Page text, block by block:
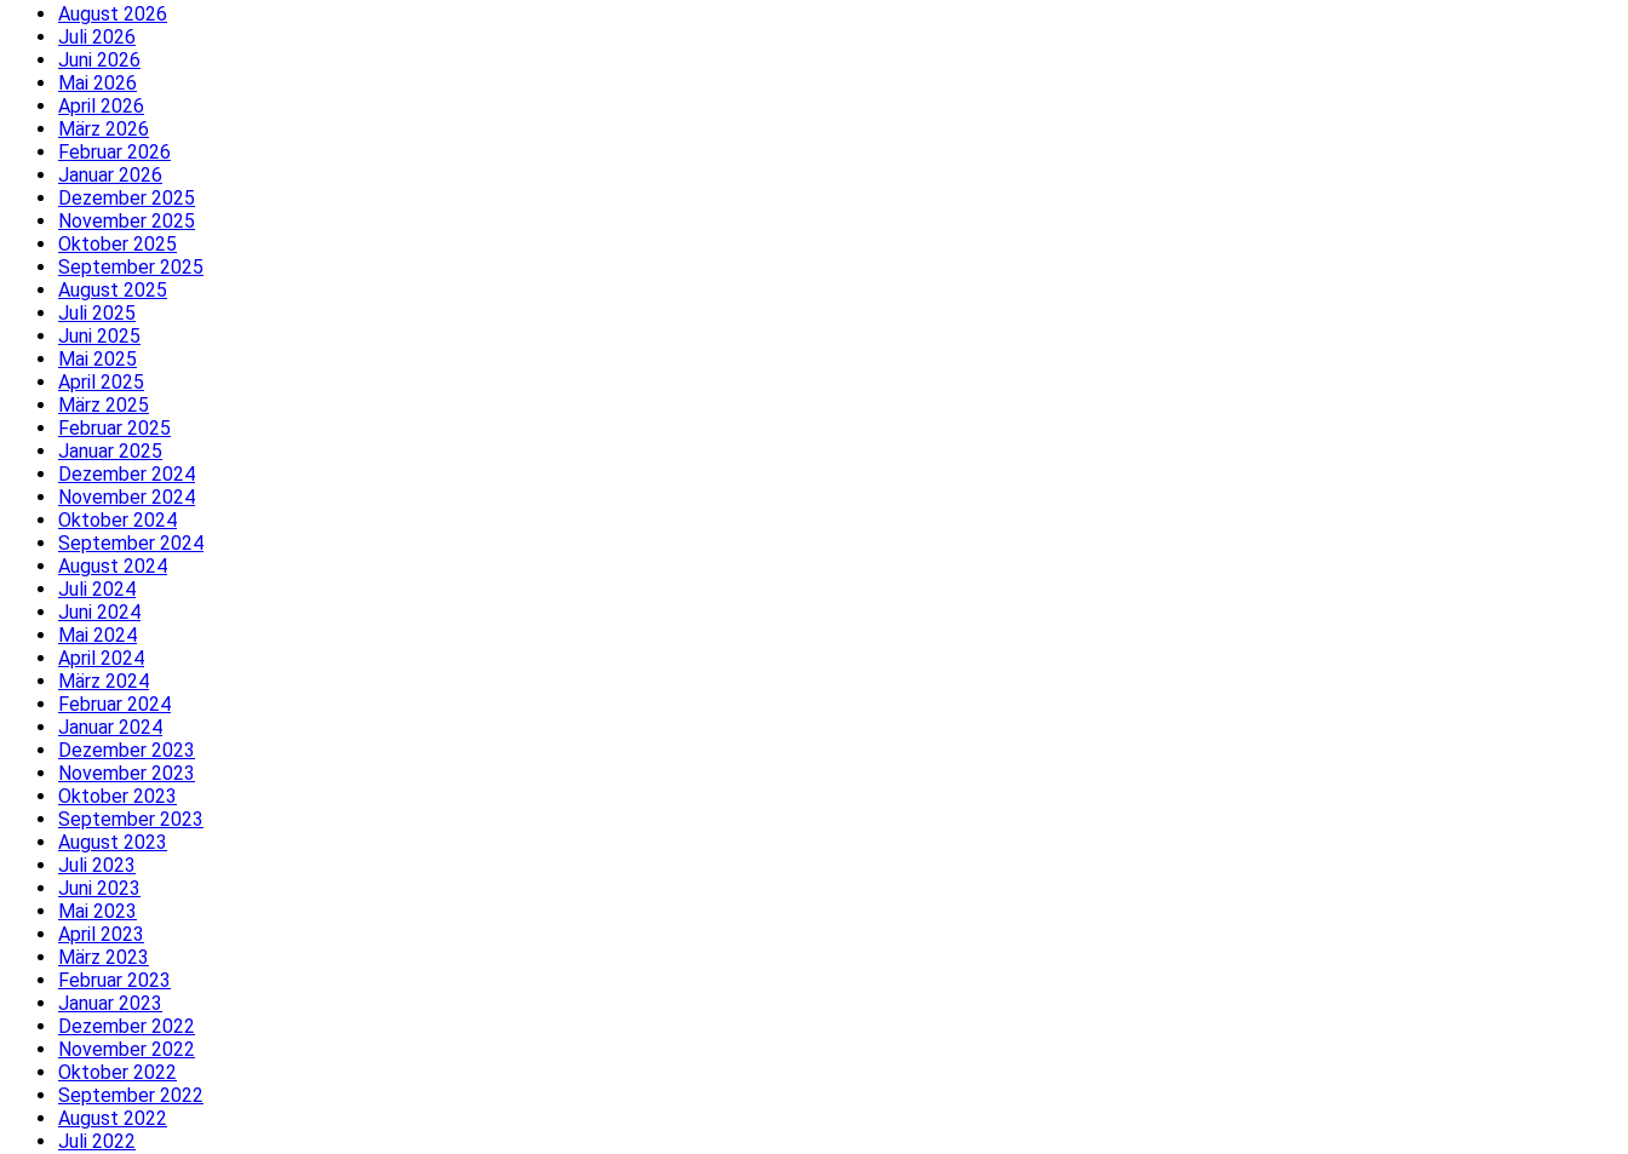
August 2026
Juli 2026
Juni 2026
Mai 2026
April 2026
März 2026
Februar 2026
Januar 2026
Dezember 2025
November 2025
Oktober 2025
September 2025
August 2025
Juli 2025
Juni 2025
Mai 2025
April 2025
März 2025
Februar 2025
Januar 2025
Dezember 2024
November 2024
Oktober 2024
September 2024
August 2024
Juli 2024
Juni 2024
Mai 2024
April 2024
März 2024
Februar 2024
Januar 2024
Dezember 2023
November 2023
Oktober 2023
September 2023
August 2023
Juli 2023
Juni 2023
Mai 2023
April 2023
März 2023
Februar 2023
Januar 2023
Dezember 2022
November 2022
Oktober 2022
September 2022
August 2022
Juli 2022